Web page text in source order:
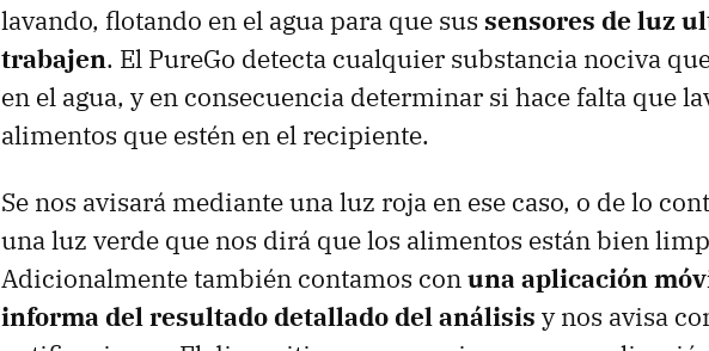
lavando, flotando en el agua para que sus sensores de luz
trabajen. El PureGo detecta cualquier substancia nociva
en el agua, y en consecuencia determinar si hace falta que
alimentos que estén en el recipiente.
Se nos avisará mediante una luz roja en ese caso, o de lo
una luz verde que nos dirá que los alimentos están bien
Adicionalmente también contamos conuna aplicación
informa del resultado detallado del análisis y nos avisa